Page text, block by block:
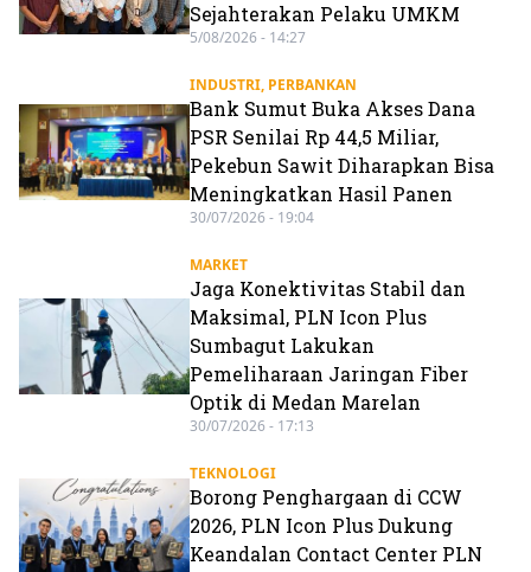
Sejahterakan Pelaku UMKM
5/08/2026 - 14:27
INDUSTRI, PERBANKAN
Bank Sumut Buka Akses Dana
PSR Senilai Rp 44,5 Miliar,
Pekebun Sawit Diharapkan Bisa
Meningkatkan Hasil Panen
30/07/2026 - 19:04
MARKET
Jaga Konektivitas Stabil dan
Maksimal, PLN Icon Plus
Sumbagut Lakukan
Pemeliharaan Jaringan Fiber
Optik di Medan Marelan
30/07/2026 - 17:13
TEKNOLOGI
Borong Penghargaan di CCW
2026, PLN Icon Plus Dukung
Keandalan Contact Center PLN